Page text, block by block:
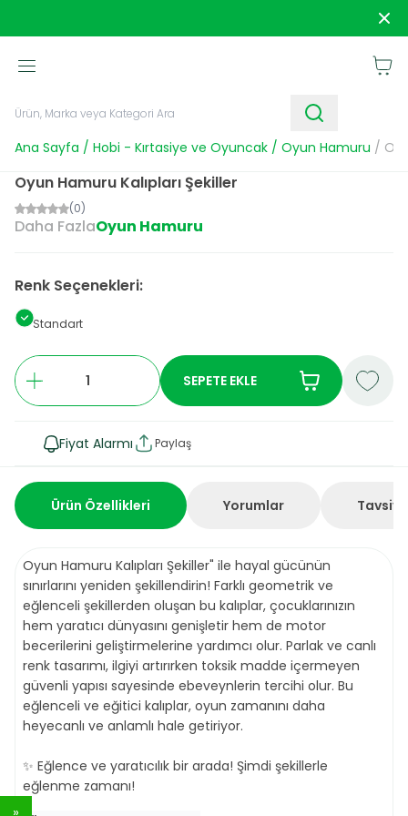
Ana Sayfa / Hobi - Kırtasiye ve Oyuncak / Oyun Hamuru /
Oyun Hamuru Kalıpları Şekiller
(0)
Daha FazlaOyun Hamuru
Renk Seçenekleri:
Standart
SEPETE EKLE
Fiyat Alarmı Paylaş
Ürün Özellikleri Yorumlar
Oyun Hamuru Kalıpları Şekiller" ile hayal gücünün
sınırlarını yeniden şekillendirin! Farklı geometrik ve
eğlenceli şekillerden oluşan bu kalıplar, çocuklarınızın
hem yaratıcı dünyasını genişletir hem de motor
becerilerini geliştirmelerine yardımcı olur. Parlak ve canlı
renk tasarımı, ilgiyi artırırken toksik madde içermeyen
güvenli yapısı sayesinde ebeveynlerin tercihi olur. Bu
eğlenceli ve eğitici kalıplar, oyun zamanını daha
heyecanlı ve anlamlı hale getiriyor.
✨ Eğlence ve yaratıcılık bir arada! Şimdi şekillerle
eğlenme zamanı!